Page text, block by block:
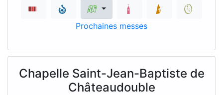
Prochaines messes
Chapelle Saint-Jean-Baptiste de
Châteaudouble